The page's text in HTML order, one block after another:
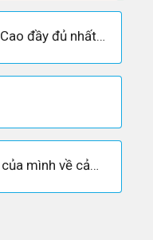
Tóm tắt Chí Phèo của Nam Cao đầy đủ nhất - Ngữ văn lớp 11
Anh (chị) hãy nêu cảm nghĩ của mình về cảnh kết thúc truyện Chí Phèo